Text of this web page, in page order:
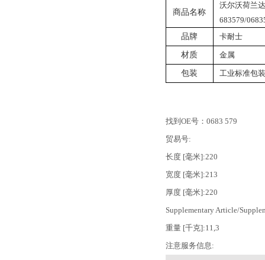
商品名称
沃尔沃荷兰
683579/
品牌
卡耐士
材质 金属
包装 工业标准包装
找到OE号：0683 579
贸易号:
长度 [毫米]:220
宽度 [毫米]:213
厚度 [毫米]:220
Supplementary Article/
重量 [千克]:11,3
注意服务信息: